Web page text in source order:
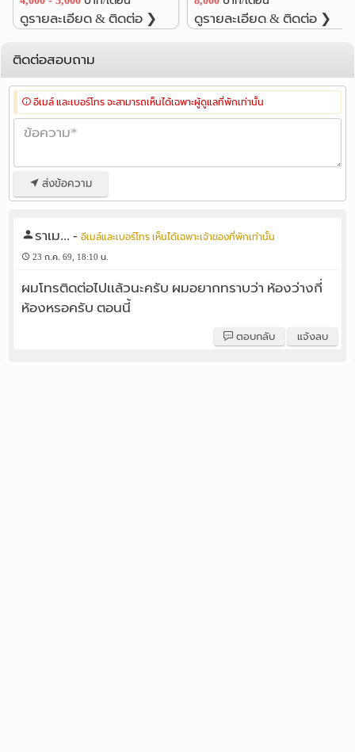
ดูรายละเอียด & ติดต่อ ❯ ดูรายละเอียด & ติดต่อ ❯
ติดต่อสอบถาม
อีเมล์ และเบอร์โทร จะสามารถเห็นได้เฉพาะผู้ดูแลที่พักเท่านั้น
ส่งข้อความ
ราเม... -อีเมล์และเบอร์โทร เห็นได้เฉพาะเจ้าของที่พักเท่านั้น
23 ก.ค. 69, 18:10 น.
ผมโทรติดต่อไปเเล้วนะครับ ผมอยากทราบว่า ห้องว่างกี่
ห้องหรอครับ ตอนนี้
ตอบกลับ แจ้งลบ